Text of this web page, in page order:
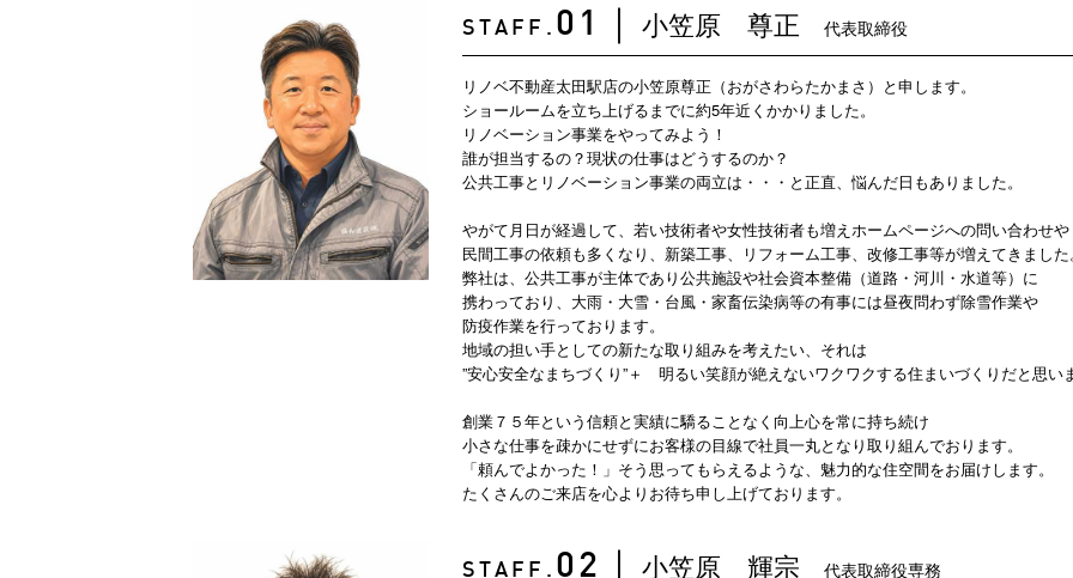
STAFF. 01 小笠原 尊正 代表取締役
リノベ不動産太田駅店の小笠原尊正（おがさわらたかまさ）と申します。
ショールームを立ち上げるまでに約5年近くかかりました。
リノベーション事業をやってみよう！
誰が担当するの？現状の仕事はどうするのか？
公共工事とリノベーション事業の両立は・・・と正直、悩んだ日もありました。
やがて月日が経過して、若い技術者や女性技術者も増えホームページへの問い合わせや
民間工事の依頼も多くなり、新築工事、リフォーム工事、改修工事等が増えてきました。
弊社は、公共工事が主体であり公共施設や社会資本整備（道路・河川・水道等）に
携わっており、大雨・大雪・台風・家畜伝染病等の有事には昼夜問わず除雪作業や
防疫作業を行っております。
地域の担い手としての新たな取り組みを考えたい、それは
”安心安全なまちづくり”＋ 明るい笑顔が絶えないワクワクする住まいづくりだと思い
創業７５年という信頼と実績に驕ることなく向上心を常に持ち続け
小さな仕事を疎かにせずにお客様の目線で社員一丸となり取り組んでおります。
「頼んでよかった！」そう思ってもらえるような、魅力的な住空間をお届けします。
たくさんのご来店を心よりお待ち申し上げております。
STAFF. 02 小笠原 輝宗 代表取締役専務